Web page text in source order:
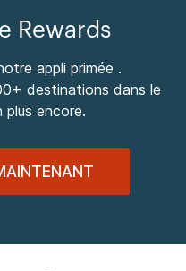
Rewards
appli primée .
destinations dans le
encore.